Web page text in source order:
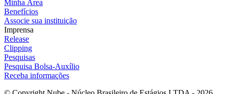
Minha Área
Benefícios
Associe sua instituição
Imprensa
Release
Clipping
Pesquisas
Pesquisa Bolsa-Auxílio
Receba informações